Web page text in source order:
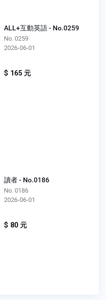
ALL+互動英語 - No.0259
No. 0259
2026-06-01
$ 165 元
讀者 - No.0186
No. 0186
2026-06-01
$ 80 元